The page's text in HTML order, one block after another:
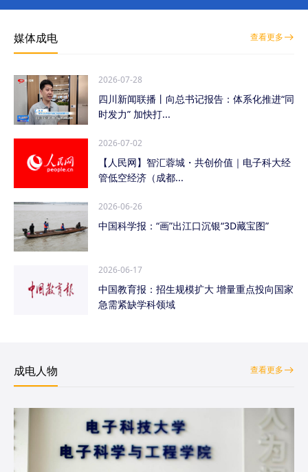
媒体成电 查看更多
2026-07-28
四川新闻联播丨向总书记报告：体系化推进“同
时发力” 加快打...
2026-07-02
【人民网】智汇蓉城・共创价值｜电子科大经
管低空经济（成都...
2026-06-26
中国科学报：“画”出江口沉银“3D藏宝图”
2026-06-17
中国教育报：招生规模扩大 增量重点投向国家
急需紧缺学科领域
成电人物 查看更多